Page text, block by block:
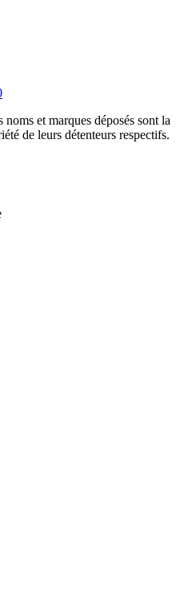
et marques déposés sont la
de leurs détenteurs respectifs.